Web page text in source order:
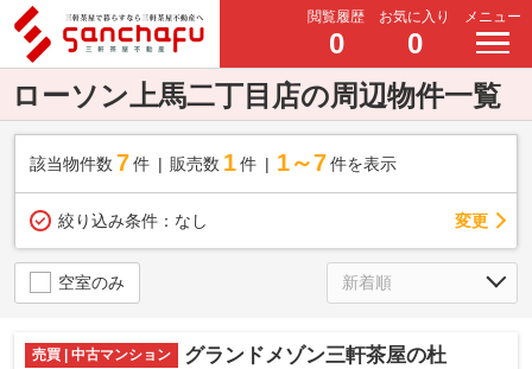
閲覧履歴
0
お気に入り
0
メニュー
ローソン上馬二丁目店の周辺物件一覧
該当物件数 7件 販売数 1 件 1～7 件を表示
絞り込み条件： なし 変更
空室のみ
売買 | 中古マンション グランドメゾン三軒茶屋の杜